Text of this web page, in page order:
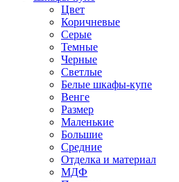
Цвет
Коричневые
Серые
Темные
Черные
Светлые
Белые шкафы-купе
Венге
Размер
Маленькие
Большие
Средние
Отделка и материал
МДФ